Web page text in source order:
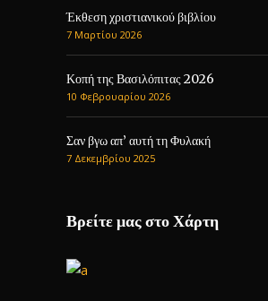
Έκθεση χριστιανικού βιβλίου
7 Μαρτίου 2026
Κοπή της Βασιλόπιτας 2026
10 Φεβρουαρίου 2026
Σαν βγω απ’ αυτή τη Φυλακή
7 Δεκεμβρίου 2025
Βρείτε μας στο Χάρτη